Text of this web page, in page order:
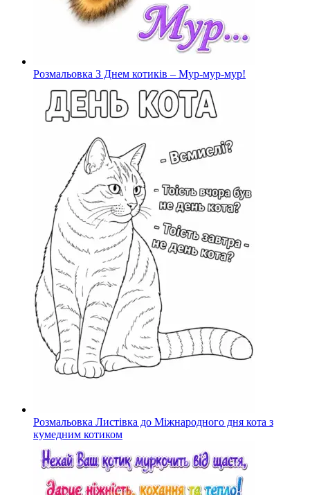
Розмальовка З Днем котиків – Мур-мур-мур!
Розмальовка Листівка до Міжнародного дня кота з
кумедним котиком